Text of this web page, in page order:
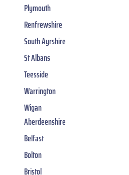
Plymouth
Renfrewshire
South Ayrshire
St Albans
Teesside
Warrington
Wigan
Aberdeenshire
Belfast
Bolton
Bristol